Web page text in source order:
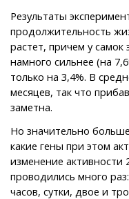
Результаты
продолжительность
растет, причем у
намного сильнее (на
только на 3,4%. В
месяцев, так что
заметна.
Но значительно
какие гены при этом
изменение активности
проводились много
часов, сутки, двое и